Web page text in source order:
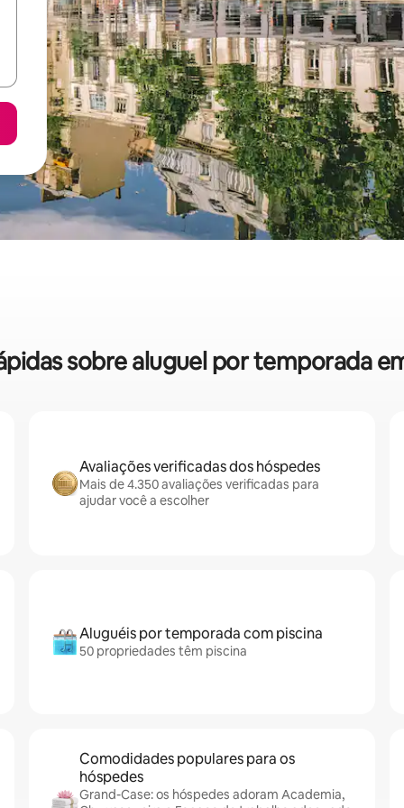
sobre aluguel por temporada
Avaliações verificadas dos hóspedes
Mais de 4.350 avaliações verificadas para
ajudar você a escolher
Aluguéis por temporada com piscina
50 propriedades têm piscina
Comodidades populares para os
hóspedes
Grand-Case: os hóspedes adoram Academia,